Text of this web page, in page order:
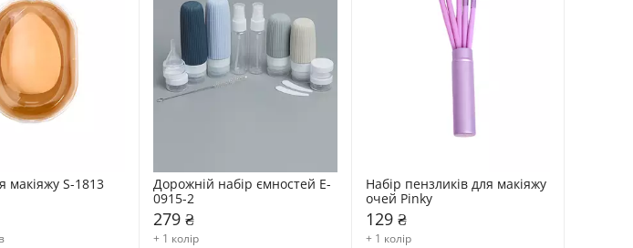
макіяжу S-1813
Дорожній набір ємностей E-
0915-2
279 ₴
+ 1 колір
Набір пензликів для макіяжу
очей Pinky
129 ₴
+ 1 колір